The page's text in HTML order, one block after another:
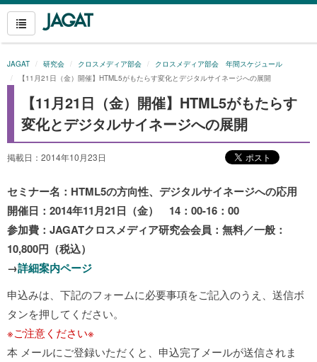
JAGAT 研究会 クロスメディア部会
クロスメディア部会 年間スケジュール
【11月21日（金）開催】HTML5がもたらす変化とデジタルサイネージへの展開
【11月21日（金）開催】HTML5がもたらす
変化とデジタルサイネージへの展開
掲載日：2014年10月23日
セミナー名：HTML5の方向性、デジタルサイネージへの応用
開催日：2014年11月21日（金） 14：00-16：00
参加費：JAGATクロスメディア研究会会員：無料／一般：
10,800円（税込）
→詳細案内ページ
申込みは、下記のフォームに必要事項をご記入のうえ、送信ボ
タンを押してください。
※ご注意ください※
本 メールにご登録いただくと、申込完了メールが送信されま